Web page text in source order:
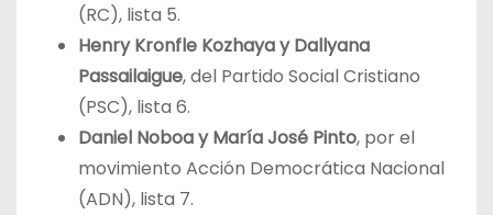
(RC), lista 5.
Henry Kronfle Kozhaya y Dallyana
Passailaigue,del Partido Social Cristiano
(PSC), lista 6.
Daniel Noboa y María José Pinto, por el
movimiento Acción Democrática Nacional
(ADN), lista 7.